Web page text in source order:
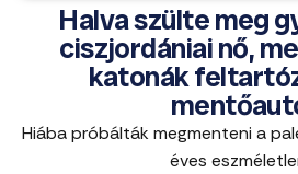
Halva szülte meg
ciszjordániai nő,
katonák
Hiába próbálták megmenteni a
éves